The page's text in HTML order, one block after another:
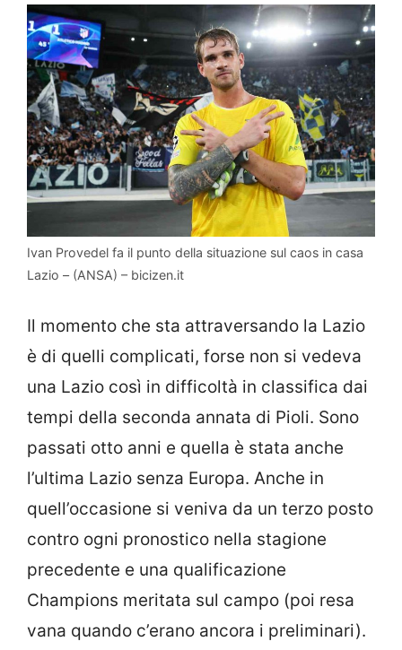
Ivan Provedel fa il punto della situazione sul caos in casa
Lazio – (ANSA) – bicizen.it
Il momento che sta attraversando la Lazio
è di quelli complicati, forse non si vedeva
una Lazio così in difficoltà in classifica dai
tempi della seconda annata di Pioli. Sono
passati otto anni e quella è stata anche
l’ultima Lazio senza Europa. Anche in
quell’occasione si veniva da un terzo posto
contro ogni pronostico nella stagione
precedente e una qualificazione
Champions meritata sul campo (poi resa
vana quando c’erano ancora i preliminari).